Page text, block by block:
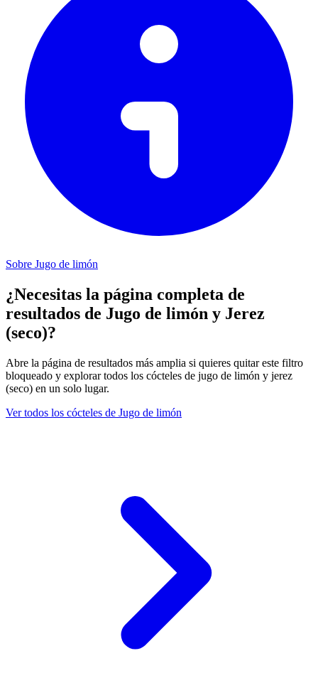
Sobre Jugo de limón
¿Necesitas la página completa de
resultados de Jugo de limón y Jerez
(seco)?
Abre la página de resultados más amplia si quieres quitar este filtro
bloqueado y explorar todos los cócteles de jugo de limón y jerez
(seco) en un solo lugar.
Ver todos los cócteles de Jugo de limón